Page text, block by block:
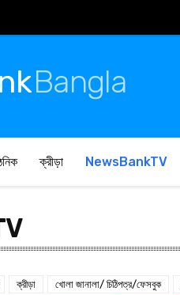
Bangla
ক্রীড়া NewsBankTV
ক্রীড়া খোলা জানালা/ চিঠিপত্র/ফেসবুক